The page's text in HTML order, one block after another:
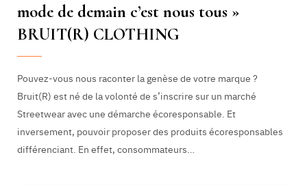
mode de demain c’est nous tous »
BRUIT(R) CLOTHING
Pouvez-vous nous raconter la genèse de votre marque ?
Bruit(R) est né de la volonté de s’inscrire sur un marché
Streetwear avec une démarche écoresponsable. Et
inversement, pouvoir proposer des produits écoresponsables
différenciant. En effet, consommateurs…